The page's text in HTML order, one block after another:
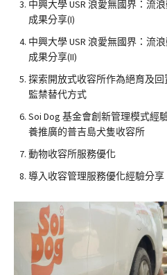
中興大學 USR 浪愛無國界：流
成果分享(I)
中興大學 USR 浪愛無國界：流
成果分享(II)
探索開放式收容所作為絕育及
監禁替代方式
Soi Dog 基金會創新管理模式經
養推廣的普吉島犬隻收容所
動物收容所服務優化
導入收容管理服務優化經驗分享